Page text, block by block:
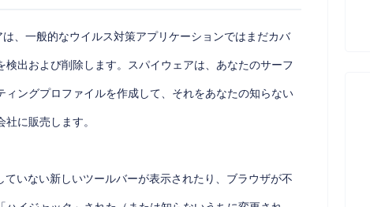
、一般的なウイルス対策アプリケーションではまだカバ
出および削除します。スパイウェアは、あなたのサーフ
ィングプロファイルを作成して、それをあなたの知らない
に販売します。
いない新しいツールバーが表示されたり、ブラウザが不